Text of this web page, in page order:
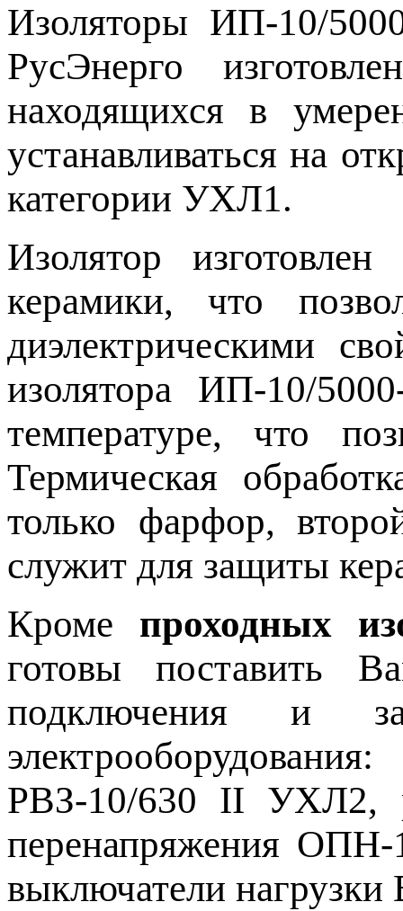
Изоляторы ИП-10/
РусЭнерго
находящихся в
устанавливаться на
категории УХЛ1.
Изолятор
керамики, что
диэлектрическими
изолятора ИП-10/
температуре, что
Термическая
только фарфор,
служит для защиты
Кроме проходных
готовы поставить
подключения и
РВЗ-10/630 II УХЛ2,
перенапряжения
выключатели